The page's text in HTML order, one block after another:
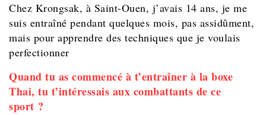
Chez Krongsak, à Saint-Ouen, j’avais 14 ans, je me
suis entraîné pendant quelques mois, pas assidûment,
mais pour apprendre des techniques que je voulais
perfectionner
Quand tu as commencé à t’entraîner à la boxe
Thai, tu t’intéressais aux combattants de ce
sport ?